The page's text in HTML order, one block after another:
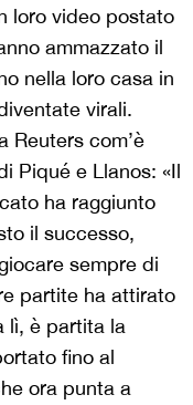
loro video postato
ammazzato il
nella loro casa in
virali.
Reuters com’è
Piqué e Llanos: «Il
ha raggiunto
il successo,
sempre di
partite ha attirato
lì, è partita la
fino al
ora punta a